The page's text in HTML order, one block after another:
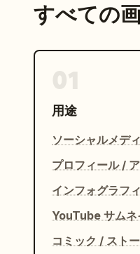
すべての
用途
ソーシャルメデ
プロフィール /
インフォグラフ
YouTube サムネ
コミック / スト